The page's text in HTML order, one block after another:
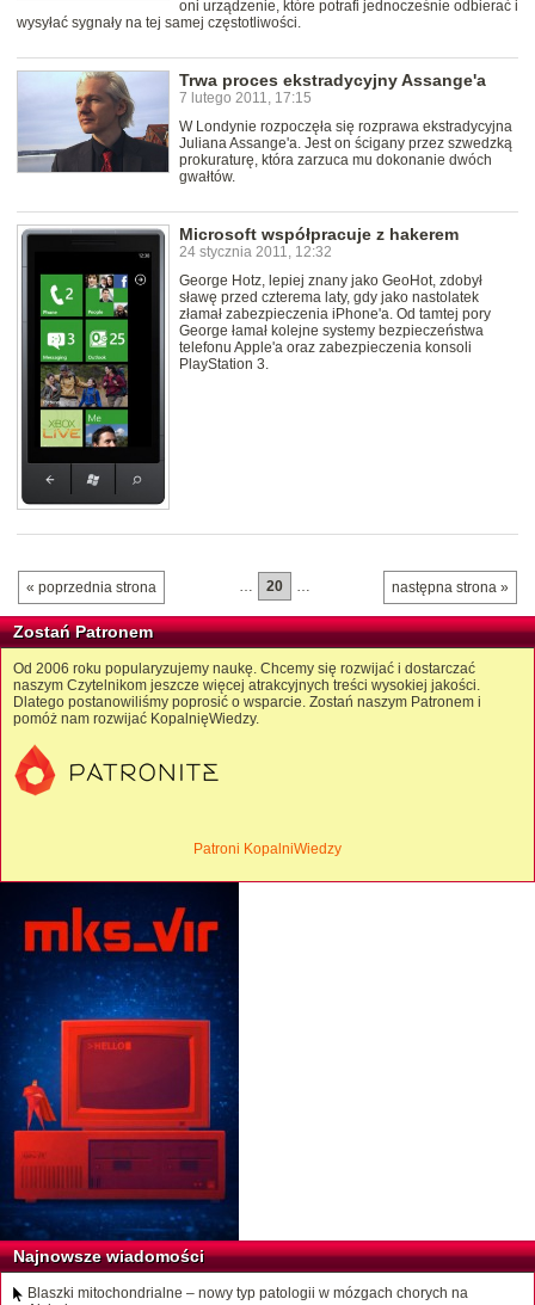
oni urządzenie, które potrafi jednocześnie odbierać i
wysyłać sygnały na tej samej częstotliwości.
Trwa proces ekstradycyjny Assange'a
7 lutego 2011, 17:15
W Londynie rozpoczęła się rozprawa ekstradycyjna
Juliana Assange'a. Jest on ścigany przez szwedzką
prokuraturę, która zarzuca mu dokonanie dwóch
gwałtów.
Microsoft współpracuje z hakerem
24 stycznia 2011, 12:32
George Hotz, lepiej znany jako GeoHot, zdobył
sławę przed czterema laty, gdy jako nastolatek
złamał zabezpieczenia iPhone'a. Od tamtej pory
George łamał kolejne systemy bezpieczeństwa
telefonu Apple'a oraz zabezpieczenia konsoli
PlayStation 3.
« poprzednia strona następna strona »
… 20 …
Zostań Patronem
Od 2006 roku popularyzujemy naukę. Chcemy się rozwijać i dostarczać
naszym Czytelnikom jeszcze więcej atrakcyjnych treści wysokiej jakości.
Dlatego postanowiliśmy poprosić o wsparcie. Zostań naszym Patronem i
pomóż nam rozwijać KopalnięWiedzy.
Patroni KopalniWiedzy
Najnowsze wiadomości
Blaszki mitochondrialne – nowy typ patologii w mózgach chorych na